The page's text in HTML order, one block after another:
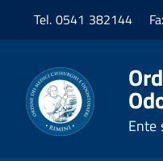
Tel. 0541 382144
Ente